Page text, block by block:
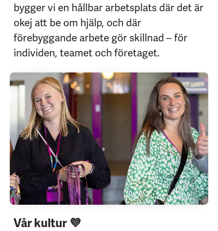
bygger vi en hållbar arbetsplats där det är
okej att be om hjälp, och där
förebyggande arbete gör skillnad – för
individen, teamet och företaget.
Vår kultur 💜